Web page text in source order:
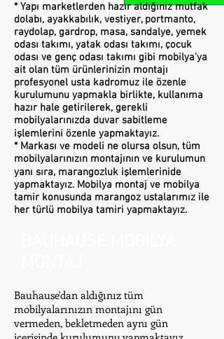
* Yapı marketlerden hazır aldığınız mutfak
dolabı, ayakkabılık, vestiyer, portmanto,
raydolap, gardrop, masa, sandalye, yemek
odası takımı, yatak odası takımı, çocuk
odası ve genç odası takımı gibi mobilya'ya
ait olan tüm ürünlerinizin montajı
profesyonel usta kadromuz ile özenle
kurulumunu yapmakla birlikte, kullanıma
hazır hale getirilerek, gerekli
mobilyalarınızda duvar sabitleme
işlemlerini özenle yapmaktayız.
* Markası ve modeli ne olursa olsun, tüm
mobilyalarınızın montajının ve kurulumun
yanı sıra, marangozluk işlemlerinide
yapmaktayız. Mobilya montaj ve mobilya
tamir konusunda marangoz ustalarımız ile
her türlü mobilya tamiri yapmaktayız.
Bauhause'dan aldığınız tüm
mobilyalarınızın montajını gün
vermeden, bekletmeden aynı gün